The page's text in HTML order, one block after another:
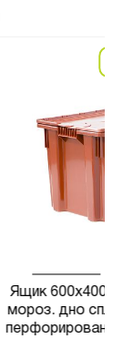
Ящик
мороз. дно